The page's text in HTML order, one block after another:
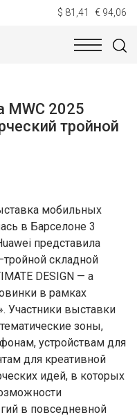
$ 81,41 € 94,06
MWC 2025
тройной
мобильных
в Барселоне 3
представила
складной
DESIGN — а
в рамках
Участники выставки
зоны,
устройствам для
для креативной
идей, в которых
в повседневной